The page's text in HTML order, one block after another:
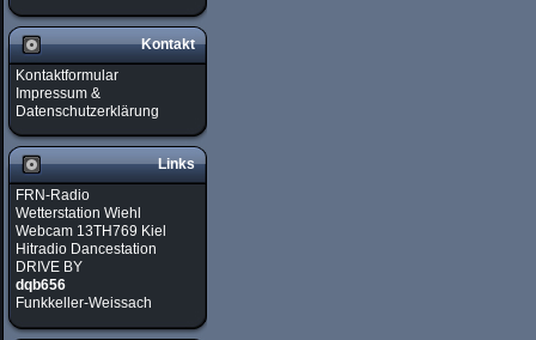
Kontakt
Kontaktformular
Impressum &
Datenschutzerklärung
Links
FRN-Radio
Wetterstation Wiehl
Webcam 13TH769 Kiel
Hitradio Dancestation
DRIVE BY
dqb656
Funkkeller-Weissach